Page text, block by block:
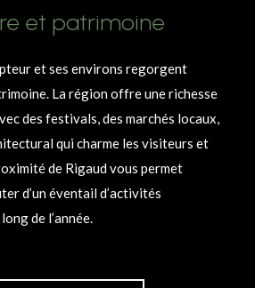
et patrimoine
et ses environs regorgent
La région offre une richesse
des festivals, des marchés locaux,
qui charme les visiteurs et
de Rigaud vous permet
d’un éventail d’activités
de l’année.